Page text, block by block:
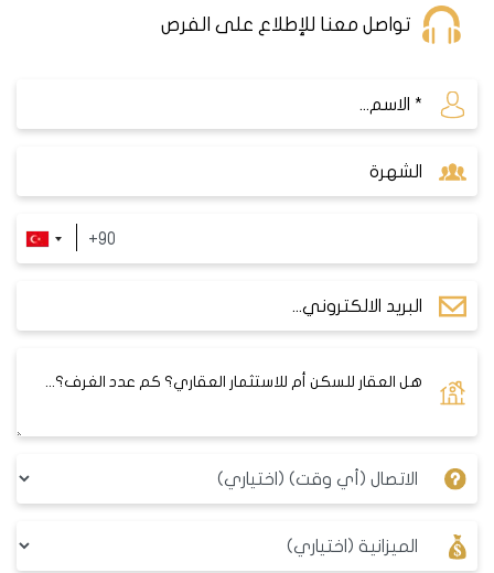
طريقة الدفع : نقدا
المعالم السياحية ومراكز التسوق في منطقة هالكلي
منطقة هالكلي تحتوي على العديد من المعالم الهامة
مسجد هالكلي:هو مسجد تاريخي وجميل، يعود إلى العهد
الفنية.
المتعلقة بتاريخ وحضارة منطقة هالكلي واسطنبول.
حديقة هالكلي:
العديد من الأنشطة والخدمات للزوار، مثل الملاهي والمقاهي
تواصل معنا للإطلاع على الفرص